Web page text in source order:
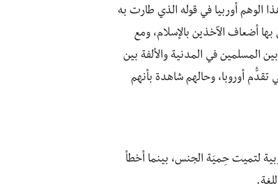
الوهم أوربيا في قوله الذي طارت به
أضعاف الآخذين بالإسلام، ومع
المسلمين في المدنية والألفة بين
تقدُّم أوروبا، وحالهم شاهدة بأنهم
لتميت حِميَة الجنس، بينما أخطأ